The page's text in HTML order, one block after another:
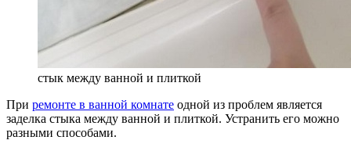
стык между ванной и плиткой
При ремонте в ванной комнате одной из проблем является
заделка стыка между ванной и плиткой. Устранить его можно
разными способами.